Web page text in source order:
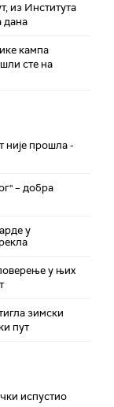
из Института
дана
кампа
сте на
није прошла -
– добра
у
у њих
зимски
пут
испустио